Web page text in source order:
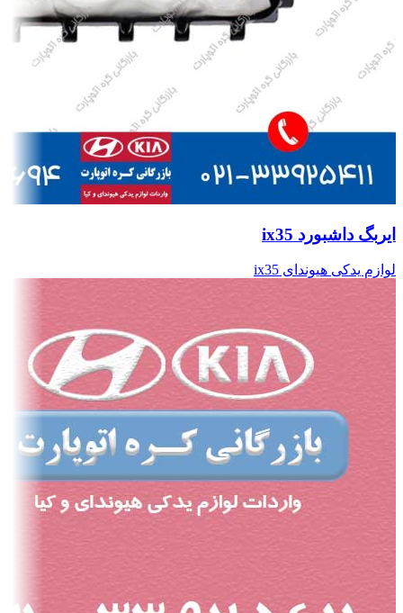
ایربگ داشبورد ix35
لوازم یدکی هیوندای ix35